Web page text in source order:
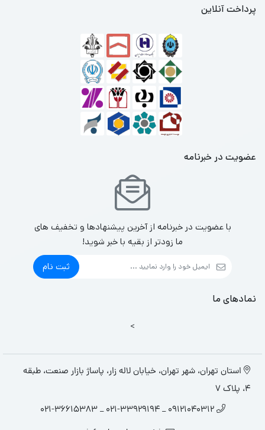
پرداخت آنلاین
عضویت در خبرنامه
با عضویت در خبرنامه از آخرین پیشنهادها و تخفیف های
ما زودتر از بقیه با خبر شوید!
ثبت نام
نمادهای ما
>
استان تهران، شهر تهران، خیابان لاله زار، پاساژ بازار صنعت، طبقه
4، پلاک 7
09121040312 _ 021-33929194 _ 021-36615383